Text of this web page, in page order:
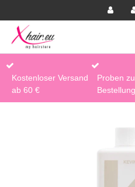
Kostenloser Versand
ab 60 €
Proben